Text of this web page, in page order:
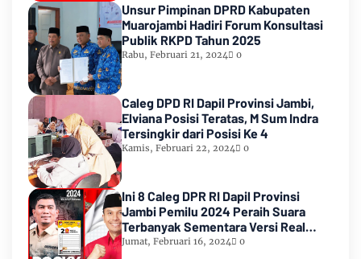
Unsur Pimpinan DPRD Kabupaten
Muarojambi Hadiri Forum Konsultasi
Publik RKPD Tahun 2025
Rabu, Februari 21, 2024 0
Caleg DPD RI Dapil Provinsi Jambi,
Elviana Posisi Teratas, M Sum Indra
Tersingkir dari Posisi Ke 4
Kamis, Februari 22, 2024 0
Ini 8 Caleg DPR RI Dapil Provinsi
Jambi Pemilu 2024 Peraih Suara
Terbanyak Sementara Versi Real
Count KPU RI
Jumat, Februari 16, 2024 0